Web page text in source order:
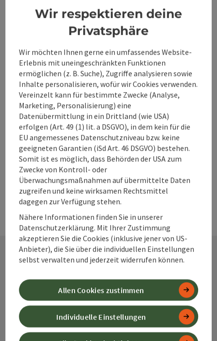
Barrierefreiheit
Beitrag merken
zum Merkzettel
PDF erstellen
Beitrag drucken
powered by TOURDATA Änderung vorschlagen
Kontakt
Alpenland Tourismus GmbH
Bahnhofstraße 2
Wir respektieren deine
Privatsphäre
Wir möchten Ihnen gerne ein umfassendes Website-
Erlebnis mit uneingeschränkten Funktionen
ermöglichen (z. B. Suche), Zugriffe analysieren sowie
Inhalte personalisieren, wofür wir Cookies verwenden.
Vereinzelt kann für bestimmte Zwecke (Analyse,
Marketing, Personalisierung) eine
Datenübermittlung in ein Drittland (wie USA)
erfolgen (Art. 49 (1) lit. a DSGVO), in dem kein für die
EU angemessenes Datenschutzniveau bzw. keine
geeigneten Garantien (iSd Art. 46 DSGVO) bestehen.
Somit ist es möglich, dass Behörden der USA zum
Zwecke von Kontroll- oder
Überwachungsmaßnahmen auf übermittelte Daten
zugreifen und keine wirksamen Rechtsmittel
dagegen zur Verfügung stehen.
Nähere Informationen finden Sie in unserer
Datenschutzerklärung. Mit Ihrer Zustimmung
akzeptieren Sie die Cookies (inklusive jener von US-
Anbieter), die Sie über die individuellen Einstellungen
selbst verwalten und jederzeit widerrufen können.
Individuelle Einstellungen
Allen Cookies zustimmen